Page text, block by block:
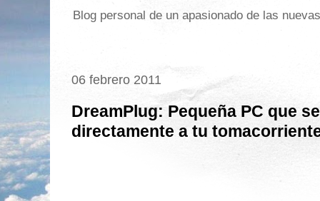
Blog personal de un apasionado de las
06 febrero 2011
DreamPlug: Pequeña PC que
directamente a tu